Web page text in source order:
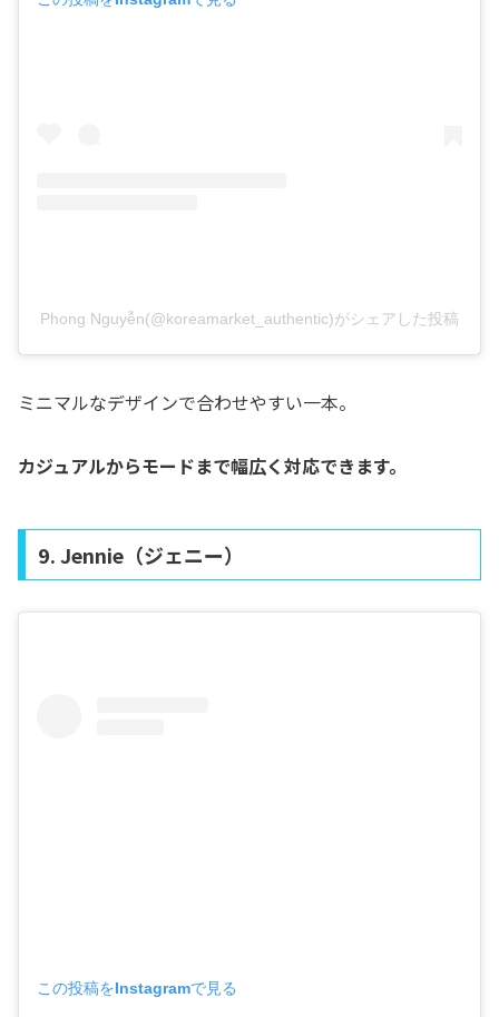
Phong Nguyễn(@koreamarket_authentic)がシェアした投稿
ミニマルなデザインで合わせやすい一本。
カジュアルからモードまで幅広く対応できます。
9. Jennie（ジェニー）
この投稿をInstagramで見る